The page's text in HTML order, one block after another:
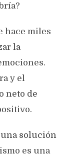
hace miles
la
y el
neto de
una solución
es una